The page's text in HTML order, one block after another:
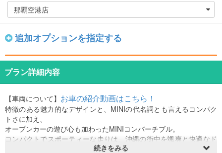
追加オプションを指定する
プラン詳細内容
【車両について】 お車の紹介動画はこちら！
特徴のある魅力的なデザインと、MINIの代名詞とも言えるコンパク
トさに加え、
オープンカーの遊び心も加わったMINIコンバーチブル。
コンパクトでスポーティーな走りは、沖縄の街中を颯爽と快適なド
続きをみる